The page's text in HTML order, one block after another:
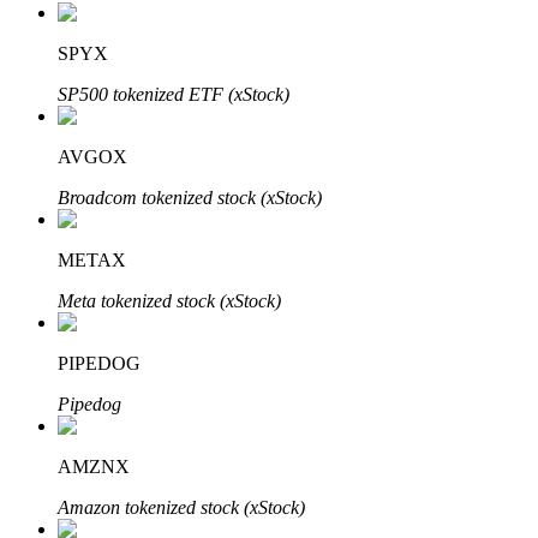
القروض
خدمة الاقتراض المدعومة بالعملات المشفرة
SPYX
SP500 tokenized ETF (xStock)
AVGOX
Broadcom tokenized stock (xStock)
METAX
Meta tokenized stock (xStock)
PIPEDOG
Pipedog
AMZNX
Amazon tokenized stock (xStock)